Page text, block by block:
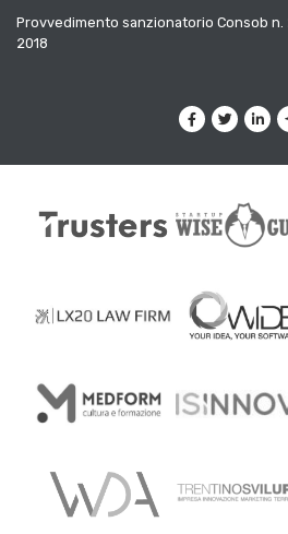
Provvedimento sanzionatorio Consob
2018